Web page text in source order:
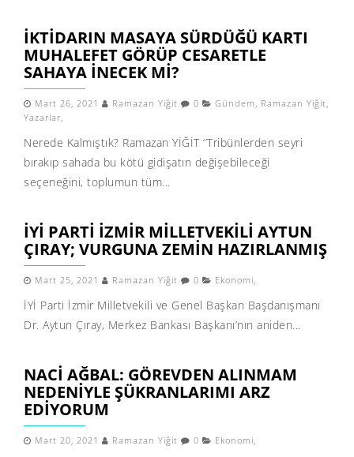
İKTİDARIN MASAYA SÜRDÜĞÜ KARTI
MUHALEFET GÖRÜP CESARETLE
SAHAYA İNECEK Mİ?
Mart 26, 2021 Ramazan Yiğit 0 Gündem , Ramazan Yiğit,
Yazarlar,
Nerede Kalmıştık? Ramazan YİĞİT ‘’Tribünlerden seyri
bırakıp sahada bu kötü gidişatın değişebileceği
seçeneğini, toplumun tüm...
İYİ PARTI İZMIR MILLETVEKILI AYTUN
ÇIRAY; VURGUNA ZEMIN HAZIRLANMIŞ
Mart 25, 2021 Ramazan Yiğit 0 Ekonomi,
İYİ Parti İzmir Milletvekili ve Genel Başkan Başdanışmanı
Dr. Aytun Çıray, Merkez Bankası Başkanı’nın aniden...
NACI AĞBAL: GÖREVDEN ALINMAM
NEDENIYLE ŞÜKRANLARIMI ARZ
EDIYORUM
Mart 20, 2021 Ramazan Yiğit 0 Ekonomi,